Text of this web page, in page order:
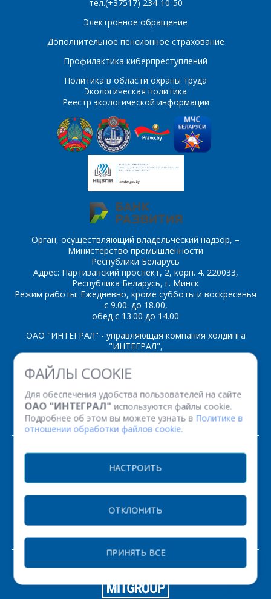
ФАЙЛЫ COOKIE
Для обеспечения удобства пользователей на сайте
ОАО "ИНТЕГРАЛ" используются файлы cookie.
Подробнее об этом вы можете узнать в Политике в
отношении обработки файлов cookie.
НАСТРОИТЬ
ОТКЛОНИТЬ
ПРИНЯТЬ ВСЕ
тел.(+37517) 234-10-50
Электронное обращение
Дополнительное пенсионное страхование
Профилактика киберпреступлений
Политика в области охраны труда
Экологическая политика
Реестр экологической информации
Орган, осуществляющий владельческий надзор, –
Министерство промышленности
Республики Беларусь
Адрес: Партизанский проспект, 2, корп. 4. 220033,
Республика Беларусь, г. Минск
Режим работы: Ежедневно, кроме субботы и воскресенья
с 9.00. до 18.00,
обед с 13.00 до 14.00
ОАО "ИНТЕГРАЛ" - управляющая компания холдинга
"ИНТЕГРАЛ",
ул. Казинца И.П., д.121А, комната 327, г. Минск, 220108,
Республика Беларусь
Факс: (+375 17) 338 12 94 УНП 100386629
Рег. номер 100386629 от 01.08.2013 г.
© 2026. Все права защищены.
РАЗРАБОТКА САЙТА
ЗАКАЗАТЬ
* - обязательные
ОТПРАВИТЬ
- обязательные
поля
ОТПРАВИТЬ